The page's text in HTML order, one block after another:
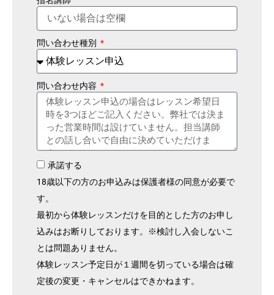
問い合わせ種別
問い合わせ内容
承諾する
18歳以下の方のお申込みは保護者様の同意が必要で
す。
最初から体験レッスンだけを目的とした方のお申し
込みはお断りしております。※検討し入会しないこ
とは問題ありません。
体験レッスン予定日が１週間を切っている場合は確
定後の変更・キャンセルはできかねます。